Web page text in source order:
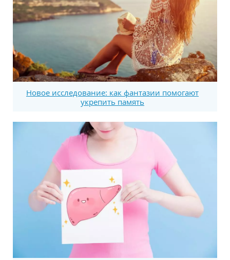
Новое исследование: как фантазии помогают
укрепить память